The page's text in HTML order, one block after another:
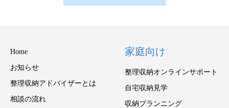
Home
お知らせ
整理収納アドバイザーとは
相談の流れ
家庭向け
整理収納オンラインサポート
自宅収納見学
収納プランニング